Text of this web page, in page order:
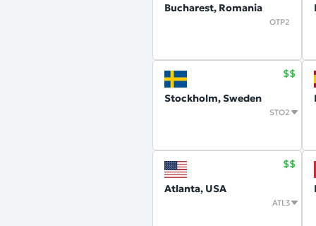
Bucharest, Romania
OTP2
Stockholm, Sweden
STO2
Atlanta, USA
ATL3